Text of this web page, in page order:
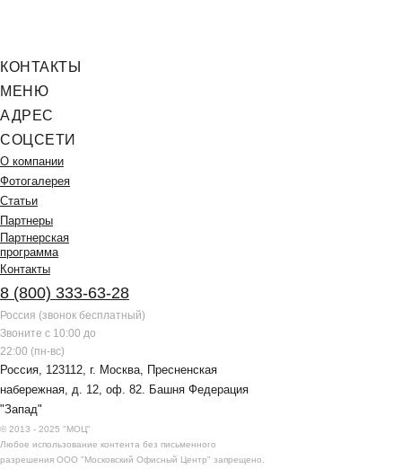
КОНТАКТЫ
МЕНЮ
АДРЕС
СОЦСЕТИ
О компании
Фотогалерея
Статьи
Партнеры
Партнерская
программа
Контакты
8 (800) 333-63-28
Россия (звонок бесплатный)
Звоните с 10:00 до
22:00 (пн-вс)
Россия, 123112, г. Москва, Пресненская
набережная, д. 12, оф. 82. Башня Федерация
"Запад"
© 2013 - 2025 "МОЦ"
Любое использование контента без письменного
разрешения ООО "Московский Офисный Центр" запрещено.